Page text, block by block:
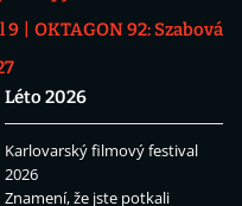
9
OKTAGON 92: Szabová
Léto 2026
Karlovarský filmový festival
2026
Znamení, že jste potkali